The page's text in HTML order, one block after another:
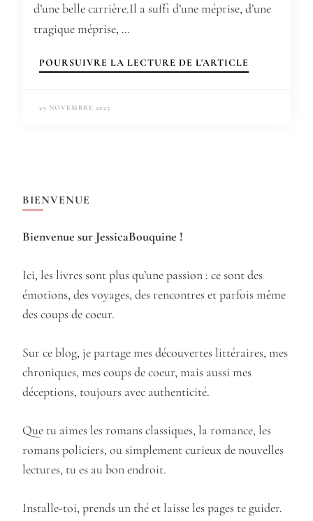
d’une belle carrière.Il a suffi d’une méprise, d’une
tragique méprise, …
POURSUIVRE LA LECTURE DE L'ARTICLE
29 NOVEMBRE 2025
BIENVENUE
Bienvenue sur JessicaBouquine !
Ici, les livres sont plus qu’une passion : ce sont des
émotions, des voyages, des rencontres et parfois même
des coups de coeur.
Sur ce blog, je partage mes découvertes littéraires, mes
chroniques, mes coups de coeur, mais aussi mes
déceptions, toujours avec authenticité.
Que tu aimes les romans classiques, la romance, les
romans policiers, ou simplement curieux de nouvelles
lectures, tu es au bon endroit.
Installe-toi, prends un thé et laisse les pages te guider.